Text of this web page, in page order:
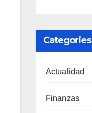
Categories
Actualidad
Finanzas